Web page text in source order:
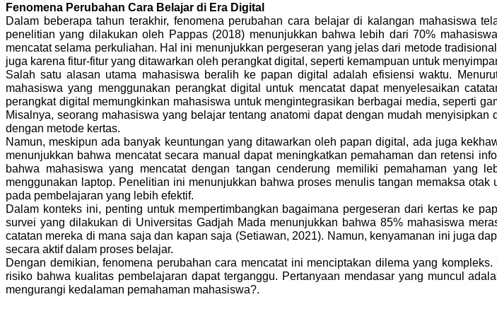
Fenomena Perubahan Cara Belajar di Era Digital
Dalam beberapa tahun terakhir, fenomena perubahan cara belajar di kalangan mahasiswa
penelitian yang dilakukan oleh Pappas (2018) menunjukkan bahwa lebih dari 70%
mencatat selama perkuliahan. Hal ini menunjukkan pergeseran yang jelas dari metode
juga karena fitur-fitur yang ditawarkan oleh perangkat digital, seperti kemampuan untuk
Salah satu alasan utama mahasiswa beralih ke papan digital adalah efisiensi waktu.
mahasiswa yang menggunakan perangkat digital untuk mencatat dapat menyelesaikan
perangkat digital memungkinkan mahasiswa untuk mengintegrasikan berbagai media, seperti
Misalnya, seorang mahasiswa yang belajar tentang anatomi dapat dengan mudah
dengan metode kertas.
Namun, meskipun ada banyak keuntungan yang ditawarkan oleh papan digital, ada juga
menunjukkan bahwa mencatat secara manual dapat meningkatkan pemahaman dan retensi
bahwa mahasiswa yang mencatat dengan tangan cenderung memiliki pemahaman yang
menggunakan laptop. Penelitian ini menunjukkan bahwa proses menulis tangan memaksa
pada pembelajaran yang lebih efektif.
Dalam konteks ini, penting untuk mempertimbangkan bagaimana pergeseran dari kertas ke
survei yang dilakukan di Universitas Gadjah Mada menunjukkan bahwa 85% mahasiswa
catatan mereka di mana saja dan kapan saja (Setiawan, 2021). Namun, kenyamanan ini juga
secara aktif dalam proses belajar.
Dengan demikian, fenomena perubahan cara mencatat ini menciptakan dilema yang
risiko bahwa kualitas pembelajaran dapat terganggu. Pertanyaan mendasar yang muncul
mengurangi kedalaman pemahaman mahasiswa?.